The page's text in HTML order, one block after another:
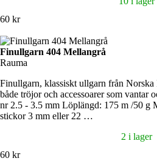
60 kr
Finullgarn 404 Mellangrå
Rauma
Finullgarn, klassiskt ullgarn från Norska
både tröjor och accessoarer som vantar
nr 2.5 - 3.5 mm Löplängd: 175 m /50 g
stickor 3 mm eller 22 …
2 i lager
60 kr